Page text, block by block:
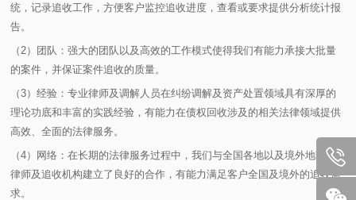
统，记录追收工作，方便客户监控追收进度，查看或要求提供分析统计报
告。
（2）团队：强大的团队以及高效的工作模式使得我们有能力承接大批量
的案件，并保证案件追收的质量。
（3）经验：专业律师及调解人员在纠纷调解及资产处置领域具有深厚的
理论功底和丰富的实践经验，有能力在债权回收涉及的相关法律领域提供
高效、全面的法律服务。
（4）网络：在长期的法律服务过程中，我们与全国各地以及境外地区的
律师及追收机构建立了良好的合作，有能力满足客户全国及境外的追收需
求。